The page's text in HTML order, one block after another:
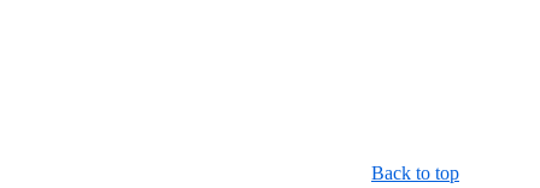
Back to top